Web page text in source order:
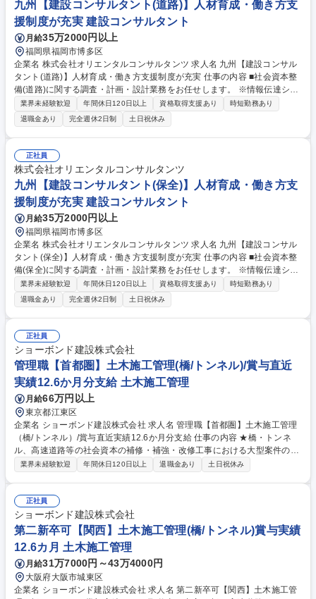
九州【建設コンサルタント(道路)】人材育成・働き方支
援制度が充実 建設コンサルタント
月給35万2000円以上
福岡県福岡市博多区
企業名 株式会社オリエンタルコンサルタンツ 求人名 九州【建設コンサル
タント(道路)】人材育成・働き方支援制度が充実 仕事の内容 ■社会資本整
備(道路)に関する調査・計画・設計業務をお任せします。 ※情報伝達シス
テムも駆使した総合的な提案が可能。技術力は、新規開発・拡張計画、運
営、維持管理等、幅広く提供する程の評価を獲得 ・交通計画、橋梁、地下
構造、景観、環境、防災の各グループが協働し多角的な視点から、すべて
の利用者にとって『安心』『安全』『快適』な道路空間の提供をサポート
していきます。 《設計事例》 知多半島道路半田中央JCT詳細設計/大橋JC
T/RAB予備設計、詳細設計/東海環状道路岐阜地区PA詳細設計業務/スマー
トIC検討、設計など 募集職種 九州【建設コンサルタント(道路)】人材育
成・働き方支援制度が充実
業界未経験歓迎 年間休日120日以上 資格取得支援あり
時短勤務あり
退職金あり
完全週休2日制 土日祝休み
正社員
株式会社オリエンタルコンサルタンツ
九州【建設コンサルタント(保全)】人材育成・働き方支
援制度が充実 建設コンサルタント
月給35万2000円以上
福岡県福岡市博多区
企業名 株式会社オリエンタルコンサルタンツ 求人名 九州【建設コンサル
タント(保全)】人材育成・働き方支援制度が充実 仕事の内容 ■社会資本整
備(保全)に関する調査・計画・設計業務をお任せします。 ※情報伝達シス
テムも駆使した総合的な提案が可能。技術力は、新規開発・拡張計画、運
営、維持管理等、幅広く提供する程の評価を獲得 ・今後増大する老朽化し
た道路/橋梁などの維持管理を行います。これまでの調査設計/点検技術で
培ってきた実績を結集し、個別施設の維持/保全をはじめ、社会資本全体を
包括的に維持/保全するための、技術を提供します。 ・危険の早期発見を
図るため、橋梁の点検/モニタリングや、トンネルの長寿命化計画に向けた
補修/補強設計の立案などを行います。 募集職種 九州【建設コンサルタン
ト(保全)】人材育成・働き方支援制度が充実
業界未経験歓迎 年間休日120日以上 資格取得支援あり
時短勤務あり
退職金あり
完全週休2日制 土日祝休み
正社員
ショーボンド建設株式会社
管理職【首都圏】土木施工管理(橋/トンネル)/賞与直近
実績12.6か月分支給 土木施工管理
月給66万円以上
東京都江東区
企業名 ショーボンド建設株式会社 求人名 管理職【首都圏】土木施工管理
（橋/トンネル）/賞与直近実績12.6か月分支給 仕事の内容 ★橋・トンネ
ル、高速道路等の社会資本の補修・補強・改修工事における大型案件の作
業所長候補者として、末永く活躍頂ける方を募集しています。★ 【仕事の
補修工・床版補修工・剥落防止工・伸縮装置取替 募集職種 管理職【首都
圏】土木施工管理（橋/トンネル）/賞与直近実績12.6か月分支給
業界未経験歓迎 年間休日120日以上 退職金あり 土日祝休み
正社員
ショーボンド建設株式会社
第二新卒可【関西】土木施工管理(橋/トンネル)賞与実績
12.6カ月 土木施工管理
月給31万7000円～43万4000円
大阪府大阪市城東区
企業名 ショーボンド建設株式会社 求人名 第二新卒可【関西】土木施工管